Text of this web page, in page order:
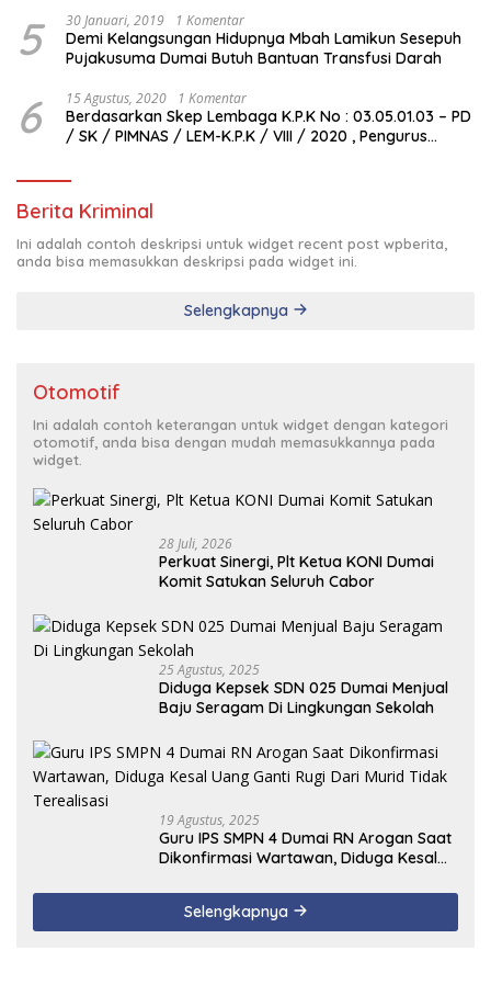
5 30 Januari, 2019 1 Komentar
Demi Kelangsungan Hidupnya Mbah Lamikun Sesepuh
Pujakusuma Dumai Butuh Bantuan Transfusi Darah
6 15 Agustus, 2020 1 Komentar
Berdasarkan Skep Lembaga K.P.K No : 03.05.01.03 – PD
/ SK / PIMNAS / LEM-K.P.K / VIII / 2020 , Pengurus
Berita Kriminal
Ini adalah contoh deskripsi untuk widget recent post wpberita,
anda bisa memasukkan deskripsi pada widget ini.
Selengkapnya
Otomotif
Ini adalah contoh keterangan untuk widget dengan kategori
otomotif, anda bisa dengan mudah memasukkannya pada
widget.
28 Juli, 2026
Perkuat Sinergi, Plt Ketua KONI Dumai
Komit Satukan Seluruh Cabor
25 Agustus, 2025
Diduga Kepsek SDN 025 Dumai Menjual
Baju Seragam Di Lingkungan Sekolah
19 Agustus, 2025
Guru IPS SMPN 4 Dumai RN Arogan Saat
Dikonfirmasi Wartawan, Diduga Kesal
Terealisasi
Selengkapnya